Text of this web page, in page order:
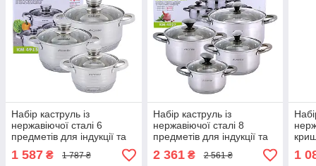
Набір каструль із
нержавіючої сталі 6
предметів для індукції та
газу (1.5л, 2.0л, 3.0л)
Kamille KM-4915
1 587 ₴ 1 787 ₴
Набір каструль із
нержавіючої сталі 8
предметів для індукції та
газу (1.5л, 2.0л, 3.0л, 5.0л)
Kamille KM-4927
2 361₴ 2 561 ₴ 1